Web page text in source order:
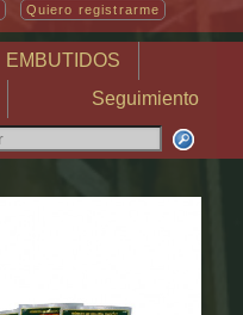
Quiero registrarme
EMBUTIDOS
Seguimiento